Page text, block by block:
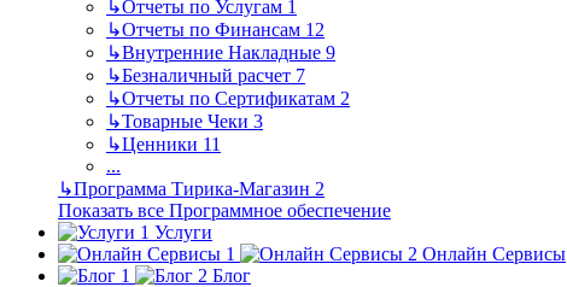
↳Отчеты по Услугам 1
↳Отчеты по Финансам 12
↳Внутренние Накладные 9
↳Безналичный расчет 7
↳Отчеты по Сертификатам 2
↳Товарные Чеки 3
↳Ценники 11
...
↳Программа Тирика-Магазин 2
Показать все Программное обеспечение
Услуги
Онлайн Сервисы
Блог